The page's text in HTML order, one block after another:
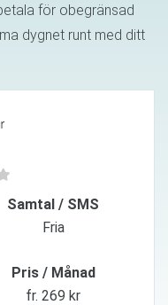
för obegränsad
dygnet runt med ditt
Samtal / SMS
Fria
Pris / Månad
fr. 269 kr